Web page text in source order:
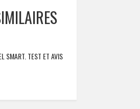
SMART. TEST ET AVIS